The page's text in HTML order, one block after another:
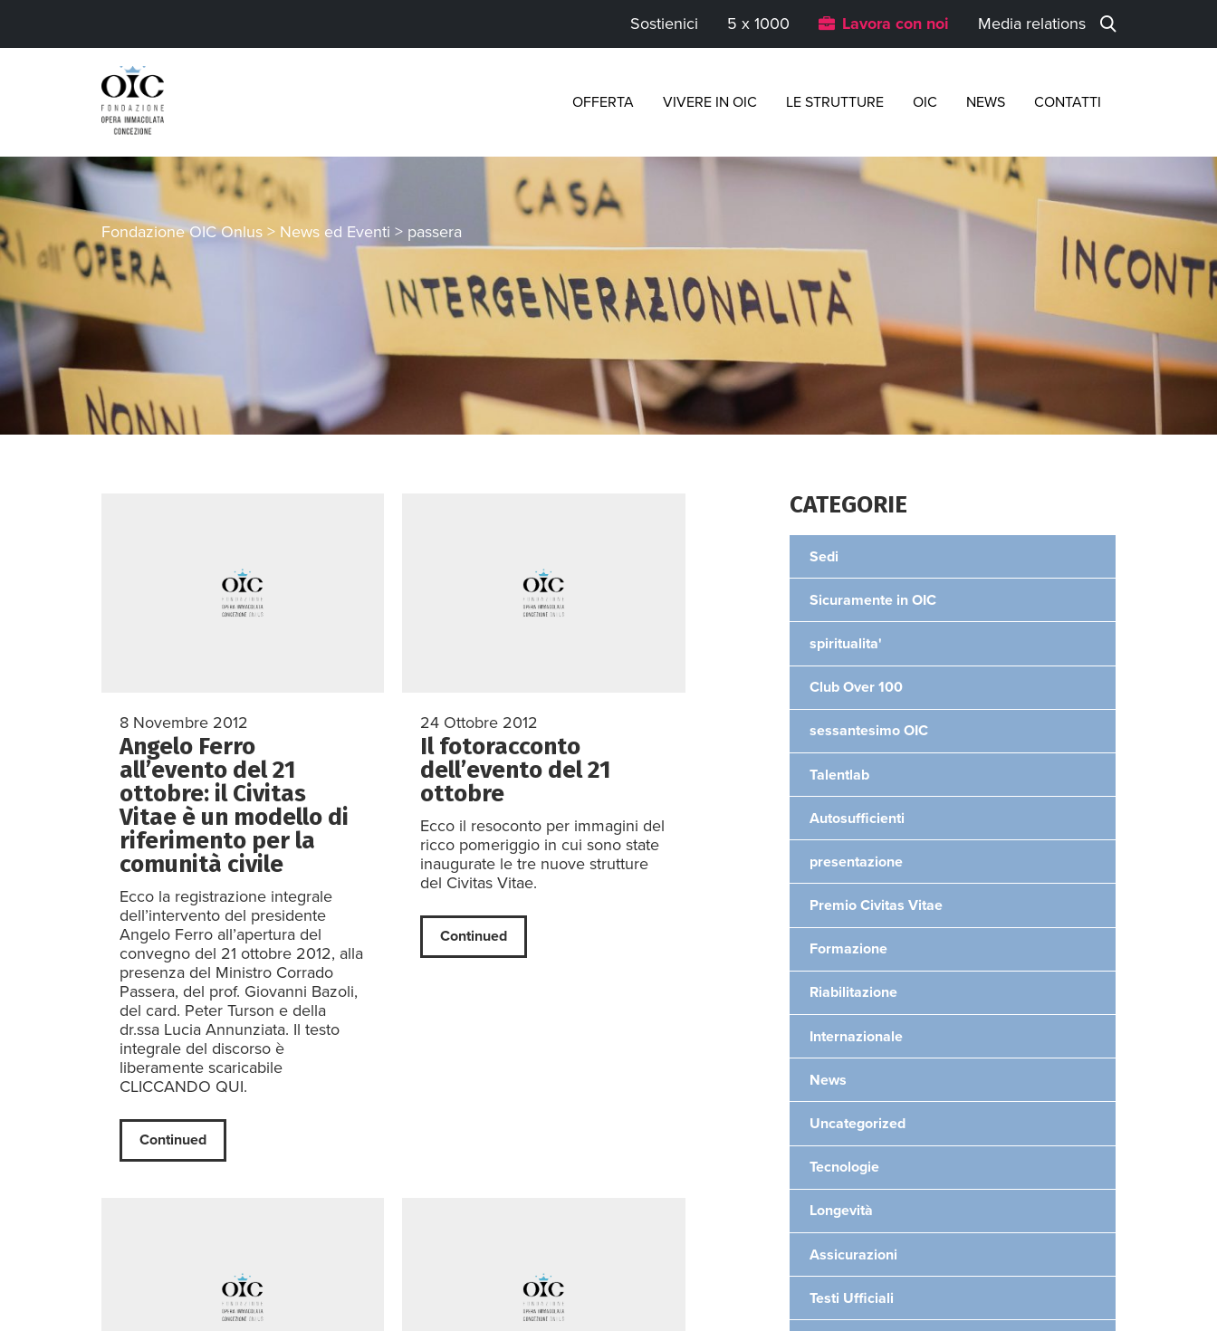
Sostienici 5 x 1000 Lavora con noi Media relations
OFFERTA VIVERE IN OIC LE STRUTTURE OIC NEWS CONTATTI
Fondazione OIC Onlus > News ed Eventi > passera
8 Novembre 2012
Angelo Ferro
all’evento del 21
ottobre: il Civitas
Vitae è un modello di
riferimento per la
comunità civile
Ecco la registrazione integrale
dell’intervento del presidente
Angelo Ferro all’apertura del
convegno del 21 ottobre 2012, alla
presenza del Ministro Corrado
Passera, del prof. Giovanni Bazoli,
del card. Peter Turson e della
dr.ssa Lucia Annunziata. Il testo
integrale del discorso è
liberamente scaricabile
CLICCANDO QUI.
Continued
24 Ottobre 2012
Il fotoracconto
dell’evento del 21
ottobre
Ecco il resoconto per immagini del
ricco pomeriggio in cui sono state
inaugurate le tre nuove strutture
del Civitas Vitae.
Continued
CATEGORIE
Sedi
Sicuramente in OIC
spiritualita'
Club Over 100
sessantesimo OIC
Talentlab
Autosufficienti
presentazione
Premio Civitas Vitae
Formazione
Riabilitazione
Internazionale
News
Uncategorized
Tecnologie
Longevità
Assicurazioni
Testi Ufficiali